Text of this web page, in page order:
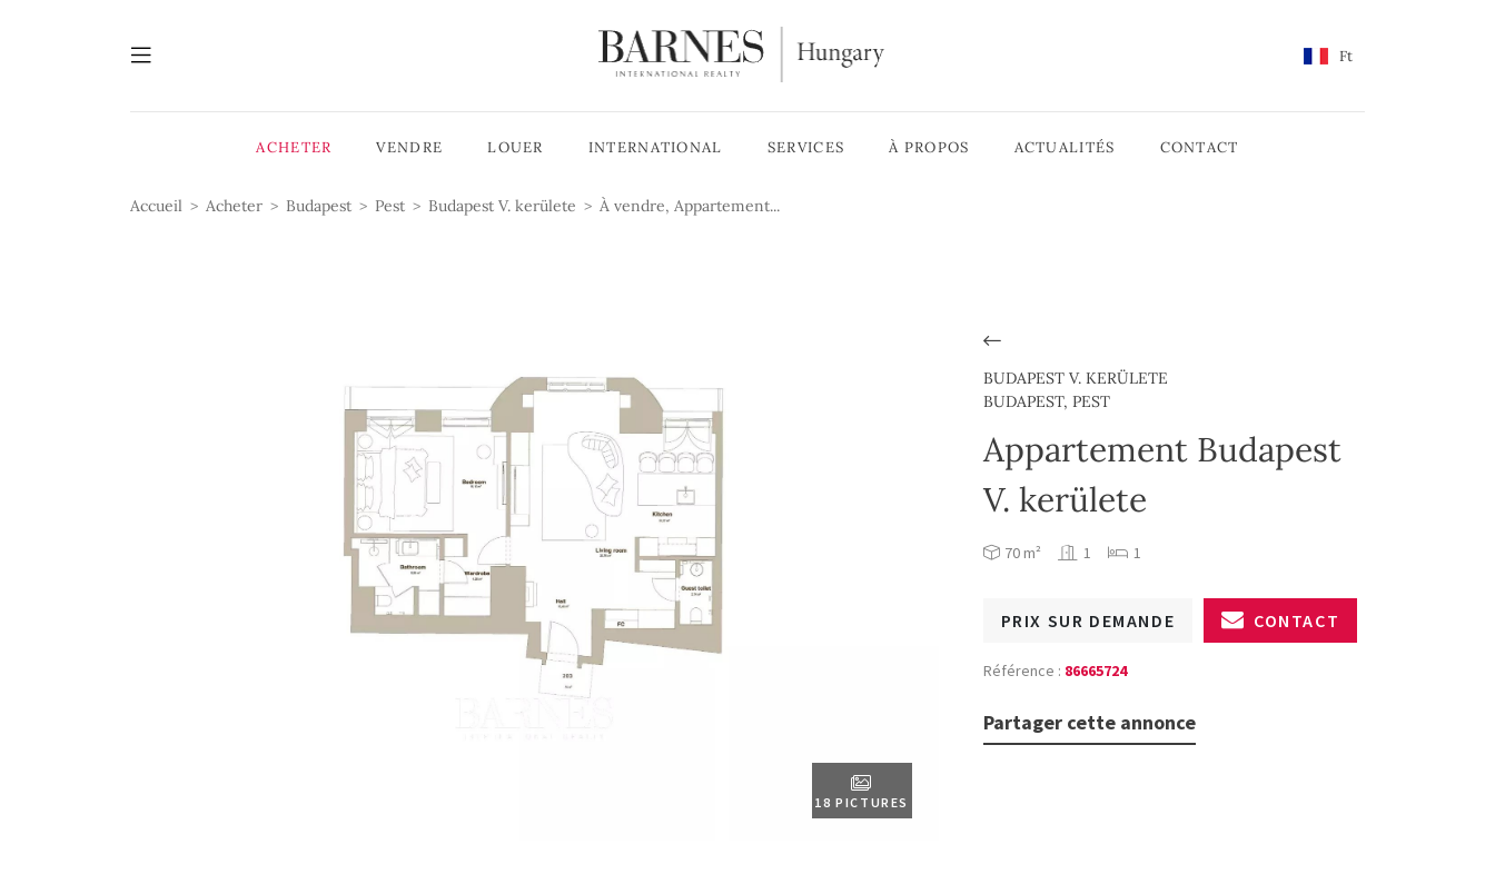
Ft
ACHETER VENDRE LOUER INTERNATIONAL SERVICES À PROPOS ACTUALITÉS CONTACT
Accueil Acheter Budapest Pest Budapest V. kerülete À vendre, Appartement...
18 PICTURES
BUDAPEST V. KERÜLETE
BUDAPEST, PEST
Appartement Budapest
V. kerülete
70 m² 1 1
PRIX SUR DEMANDE CONTACT
Référence : 86665724
Partager cette annonce